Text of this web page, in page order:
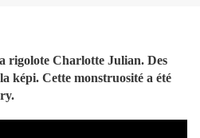
rigolote Charlotte Julian. Des
képi. Cette monstruosité a été